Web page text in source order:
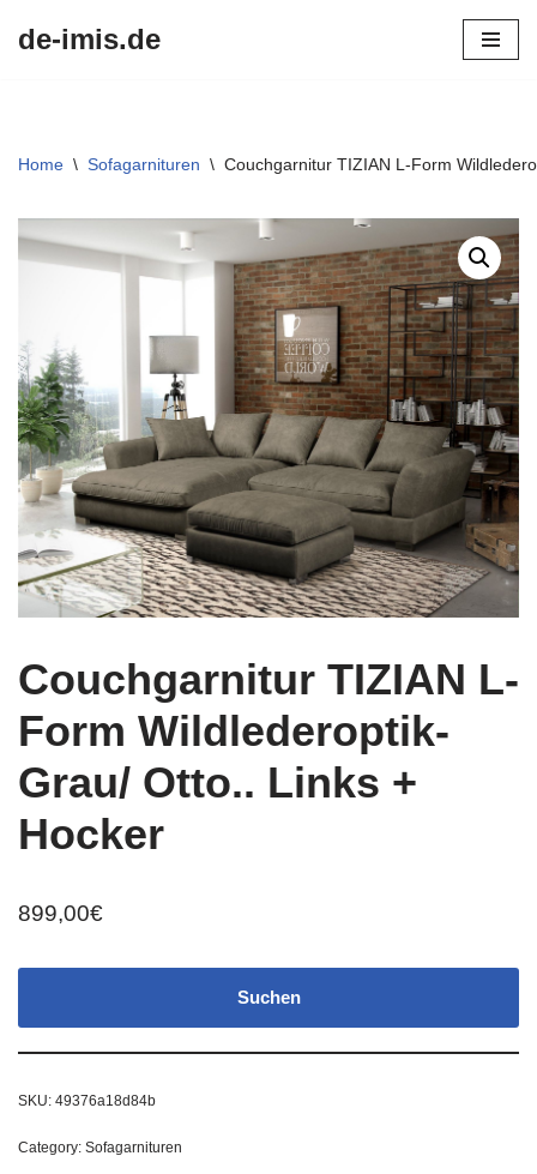
de-imis.de
Home \ Sofagarnituren \ Couchgarnitur TIZIAN L-Form
Couchgarnitur TIZIAN L-
Form Wildlederoptik-
Grau/ Otto.. Links +
Hocker
899,00€
Suchen
SKU: 49376a18d84b
Category: Sofagarnituren